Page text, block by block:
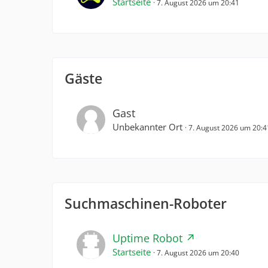
7. August 2026 um 20:41
Gäste
Gast
Unbekannter Ort 7. August 2026 um
Suchmaschinen-Roboter
Uptime Robot
Startseite 7. August 2026 um 20:40